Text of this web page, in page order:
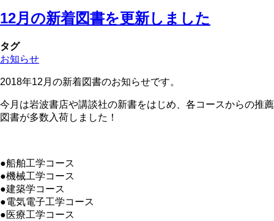
ら
せ】
2020
年
3
月
の
新
着
12月の新着図書を更新しました
タグ
お知らせ
2018年12月の新着図書のお知らせです。
今月は岩波書店や講談社の新書をはじめ、各コースからの推薦
図書が多数入荷しました！
●船舶工学コース
●機械工学コース
●建築学コース
●電気電子工学コース
●医療工学コース